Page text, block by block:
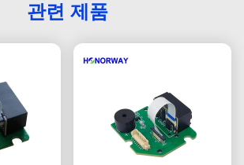
관련 제품